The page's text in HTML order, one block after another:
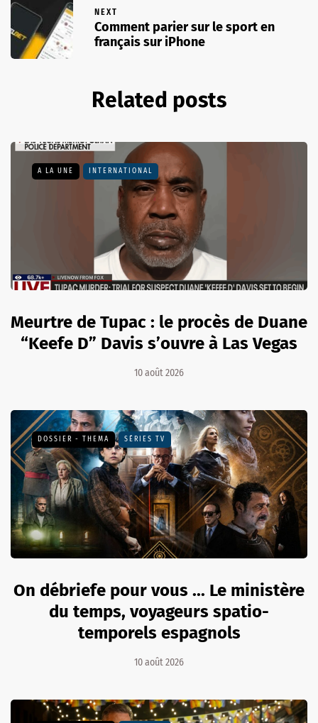
NEXT
Comment parier sur le sport en
français sur iPhone
Related posts
A LA UNE INTERNATIONAL
Meurtre de Tupac : le procès de Duane
“Keefe D” Davis s’ouvre à Las Vegas
10 août 2026
DOSSIER - THEMA SÉRIES TV
On débriefe pour vous ... Le ministère
du temps, voyageurs spatio-
temporels espagnols
10 août 2026